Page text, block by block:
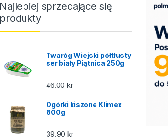
Najlepiej sprzedające się
produkty
Twaróg Wiejski półtłusty
ser biały Piątnica 250g
46.00kr
Ogórki kiszone Klimex
800g
39.90kr